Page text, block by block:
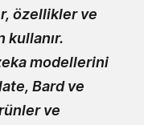
özellikler ve
modellerini
Bard ve
ve